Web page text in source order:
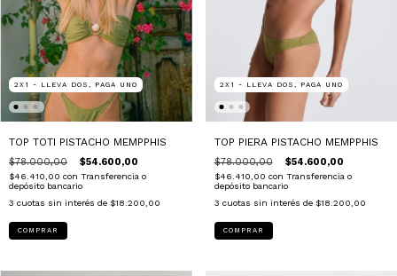
2X1 - LLEVA DOS, PAGA UNO
TOP TOTI PISTACHO MEMPPHIS
$78.000,00 $54.600,00
$46.410,00 con Transferencia o
depósito bancario
3 cuotas sin interés de $18.200,00
COMPRAR
2X1 - LLEVA DOS, PAGA UNO
TOP PIERA PISTACHO MEMPPHIS
$78.000,00 $54.600,00
$46.410,00 con Transferencia o
depósito bancario
3 cuotas sin interés de $18.200,00
COMPRAR